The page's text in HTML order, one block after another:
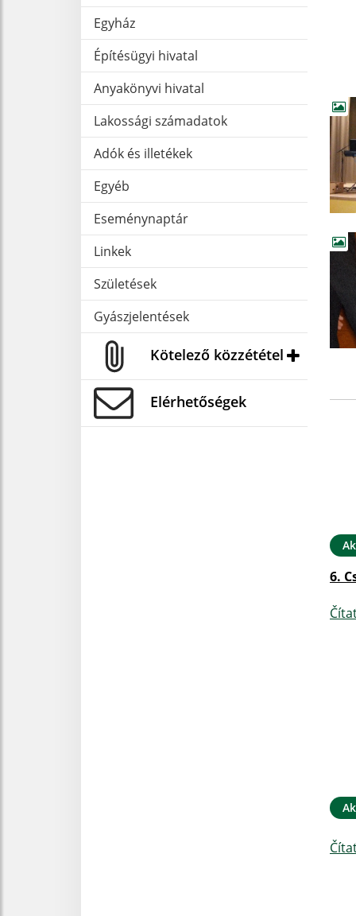
Egyház
Építésügyi hivatal
Anyakönyvi hivatal
Lakossági számadatok
Adók és illetékek
Egyéb
Eseménynaptár
Linkek
Születések
Gyászjelentések
Kötelező közzététel
Elérhetőségek
6.